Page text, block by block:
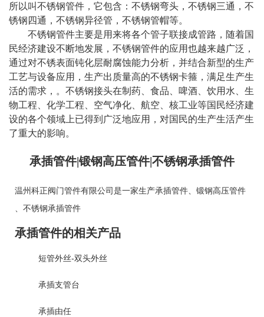
所以叫不锈钢管件，它包含：不锈钢弯头，不锈钢三通，不
锈钢四通，不锈钢异径管，不锈钢管帽等。
不锈钢管件主要是用来将各个管子联接成管路，随着国
民经济建设不断地发展，不锈钢管件的应用也越来越广泛，
通过对不锈表面钝化层耐腐蚀能力分析，并结合新型的生产
工艺与设备应用，生产出质量高的不锈钢卡箍，满足生产生
活的需求，。不锈钢接头在制药、食品、啤酒、饮用水、生
物工程、化学工程、空气净化、航空、核工业等国民经济建
设的各个领域上已得到广泛地应用，对国民的生产生活产生
了重大的影响。
承插管件|锻钢高压管件|不锈钢承插管件
温州科正阀门管件有限公司是一家生产承插管件
锻钢高压管件
不锈钢承插管件
承插管件的相关产品
短管外丝-双头外丝
承插支管台
承插由任